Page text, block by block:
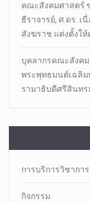
คณะสังคมศาสตร์
ธีราจารย์, ศ.ดร. เ
สังฆราช แต่งตั้งใ
บุคลากรคณะสังคม
พระพุทธมนต์เฉลิม
รามาธิบดีศรีสินทร
การบริการวิชาการ
กิจกรรม